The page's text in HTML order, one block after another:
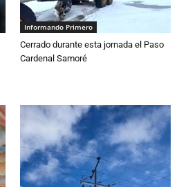
Informando Primero
Cerrado durante esta jornada el Paso
Cardenal Samoré